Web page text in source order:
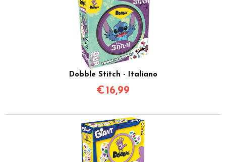
Dobble Stitch - Italiano
€ 16,99